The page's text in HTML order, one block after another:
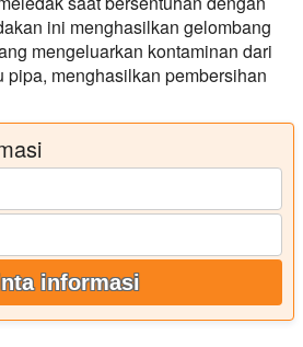
ini menghasilkan gelombang
mengeluarkan kontaminan dari
pipa, menghasilkan pembersihan
informasi